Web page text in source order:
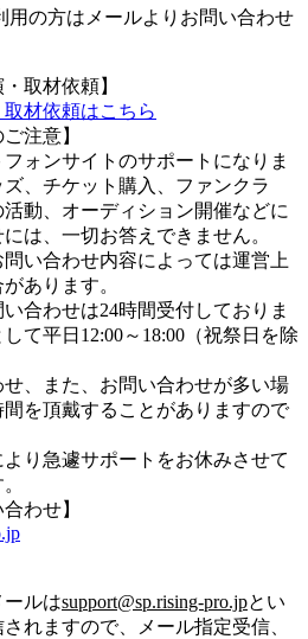
の方はメールよりお問い合わせ
取材依頼】
材依頼はこちら
注意】
ォンサイトのサポートになりま
、チケット購入、ファンクラ
動、オーディション開催などに
は、一切お答えできません。
い合わせ内容によっては運営上
あります。
合わせは24時間受付しておりま
て平日12:00～18:00（祝祭日を除
、また、お問い合わせが多い場
を頂戴することがありますので
り急遽サポートをお休みさせて
わせ】
ルはsupport@sp.rising-pro.jpとい
れますので、メール指定受信、